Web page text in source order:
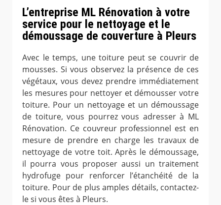
L’entreprise ML Rénovation à votre
service pour le nettoyage et le
démoussage de couverture à Pleurs
Avec le temps, une toiture peut se couvrir de
mousses. Si vous observez la présence de ces
végétaux, vous devez prendre immédiatement
les mesures pour nettoyer et démousser votre
toiture. Pour un nettoyage et un démoussage
de toiture, vous pourrez vous adresser à ML
Rénovation. Ce couvreur professionnel est en
mesure de prendre en charge les travaux de
nettoyage de votre toit. Après le démoussage,
il pourra vous proposer aussi un traitement
hydrofuge pour renforcer l’étanchéité de la
toiture. Pour de plus amples détails, contactez-
le si vous êtes à Pleurs.